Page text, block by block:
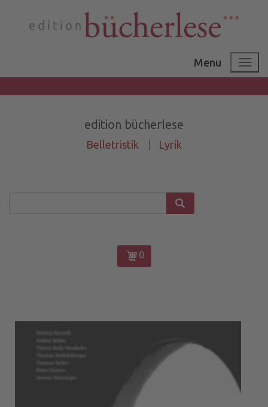
Menu
edition bücherlese
Belletristik Lyrik
0